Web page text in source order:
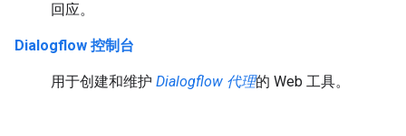
回应。
Dialogflow 控制台
用于创建和维护 Dialogflow 代理的 Web 工具。